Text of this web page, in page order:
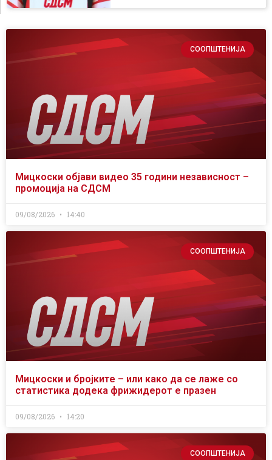
СООПШТЕНИЈА
Мицкоски објави видео 35 години независност –
промоција на СДСМ
09/08/2026 14:40
СООПШТЕНИЈА
Мицкоски и бројките – или како да се лаже со
статистика додека фрижидерот е празен
09/08/2026 14:20
СООПШТЕНИЈА